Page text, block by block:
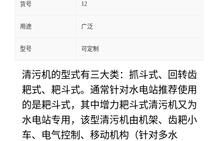
货号 12
用途 广泛
型号 可定制
清污机的型式有三大类：抓斗式、回转齿
耙式、耙斗式。通常针对水电站推荐使用
的是耙斗式，其中增力耙斗式清污机又为
水电站专用，该型清污机由机架、齿耙小
车、电气控制、移动机构（针对多水